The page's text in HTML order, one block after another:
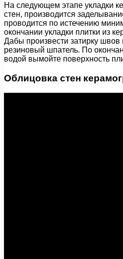
На следующем этапе укладки
стен, производится
проводится по истечению
окончании укладки плитки из
Дабы произвести затирку швов
резиновый шпатель. По
водой вымойте поверхность
Облицовка стен